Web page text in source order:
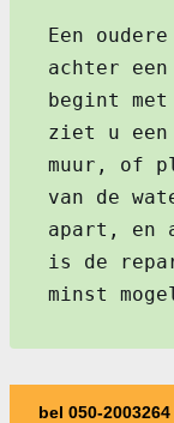
Een
achter
begint
ziet u een
muur, of
van de
apart, en
is de
minst
bel 050-2003264